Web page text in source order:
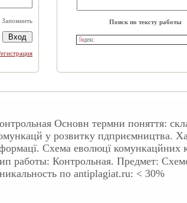
Запомнить Поиск по тексту работы
Основн термни поняття:
у розвитку пдприємництва.
Схема еволюцї комункацйних
работы: Контрольная. Предмет:
по antiplagiat.ru: < 30%